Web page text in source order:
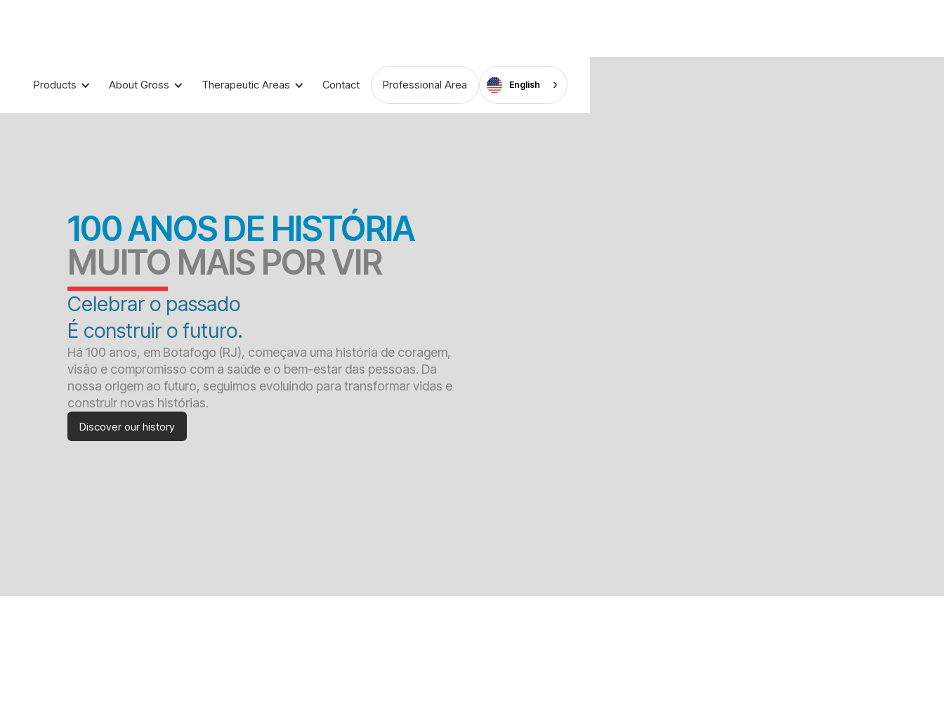
Products About Gross Therapeutic Areas Contact Professional Area English
100 ANOS DE HISTÓRIA
MUITO MAIS POR VIR
Celebrar o passado
É construir o futuro.
Há 100 anos, em Botafogo (RJ), começava uma história de coragem,
visão e compromisso com a saúde e o bem-estar das pessoas. Da
nossa origem ao futuro, seguimos evoluindo para transformar vidas e
construir novas histórias.
Discover our history